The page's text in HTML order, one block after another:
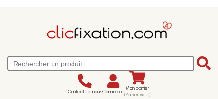
Contactez-nousConnexion Mon panier
(Panier vide)